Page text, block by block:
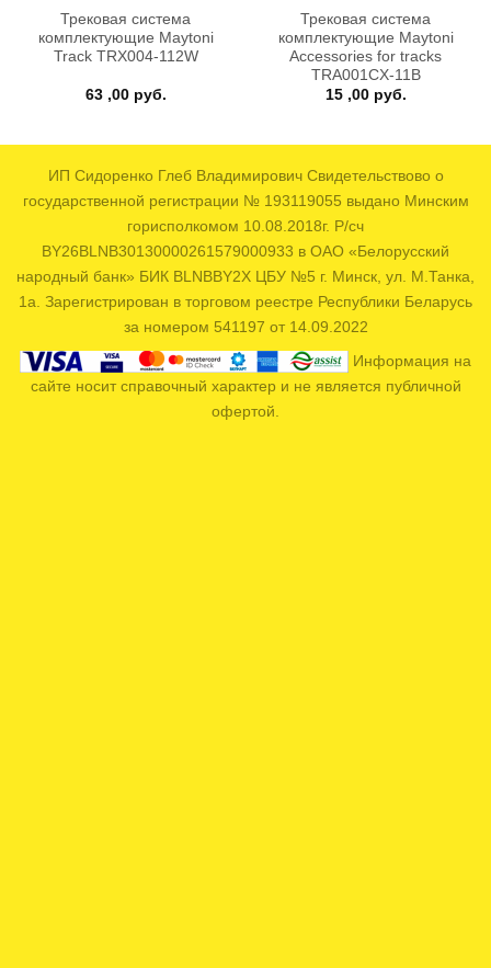
Трековая система
комплектующие Maytoni
Track TRX004-112W
63 ,00 руб.
Трековая система
комплектующие Maytoni
Accessories for tracks
TRA001CX-11B
15 ,00 руб.
ИП Сидоренко Глеб Владимирович Свидетельствово о
государственной регистрации № 193119055 выдано Минским
горисполкомом 10.08.2018г. Р/сч
BY26BLNB30130000261579000933 в ОАО «Белорусский
народный банк» БИК BLNBBY2X ЦБУ №5 г. Минск, ул. М.Танка,
1а. Зарегистрирован в торговом реестре Республики Беларусь
за номером 541197 от 14.09.2022
Информация на
сайте носит справочный характер и не является публичной
офертой.